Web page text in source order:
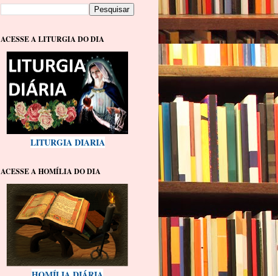
ACESSE A LITURGIA DO DIA
LITURGIA DIARIA
ACESSE A HOMÍLIA DO DIA